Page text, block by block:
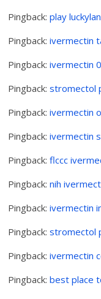
Pingback:play
Pingback:ivermectin
Pingback:ivermectin
Pingback:stromectol
Pingback:ivermectin
Pingback:ivermectin
Pingback:flccc
Pingback:nih
Pingback:ivermectin
Pingback:stromectol
Pingback:ivermectin
Pingback:best place